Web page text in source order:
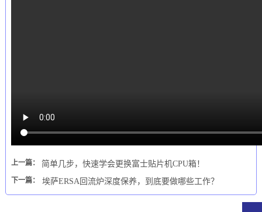
上一篇： 简单几步，快速学会更换富士贴片机CPU箱！
下一篇： 埃萨ERSA回流炉深度保养，到底要做哪些工作？